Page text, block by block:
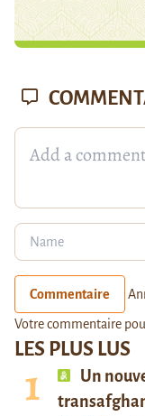
LES PLUS LUS
Un
Commentaire
Votre commentaire